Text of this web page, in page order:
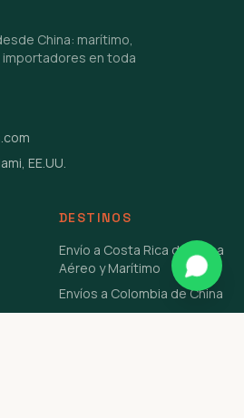
China: marítimo,
importadores en toda
EE.UU.
DESTINOS
Envío a Costa Rica de China
Aéreo y Marítimo
Envíos a Colombia de China